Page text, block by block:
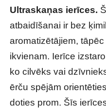
Ultraskaņas ierīces.
atbaidīšanai ir bez
aromatizētājiem,
ikvienam. Ierīce
ko cilvēks vai
ērču spējām
doties prom. Šīs